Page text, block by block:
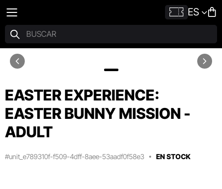
ES
EASTER EXPERIENCE:
EASTER BUNNY MISSION -
ADULT
#unit_e789310f-f509-4dff-8aee-53aadf0f58e3 EN STOCK